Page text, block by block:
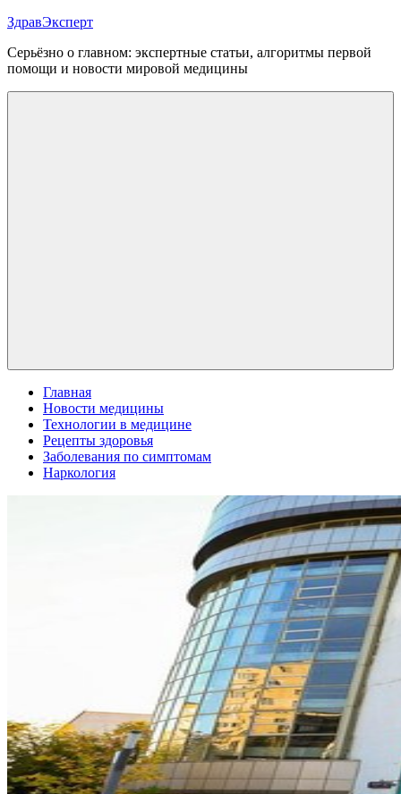
Перейти
содержимому
ЗдравЭксперт
Серьёзно о главном: экспертные статьи, алгоритмы первой
помощи и новости мировой медицины
Главная
Новости медицины
Технологии в медицине
Рецепты здоровья
Заболевания по симптомам
Наркология